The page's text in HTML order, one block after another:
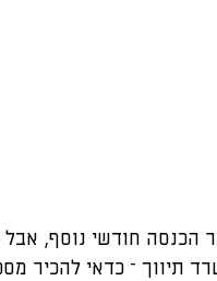
הכנסה חודשי נוסף,
תיווך – כדאי להכיר